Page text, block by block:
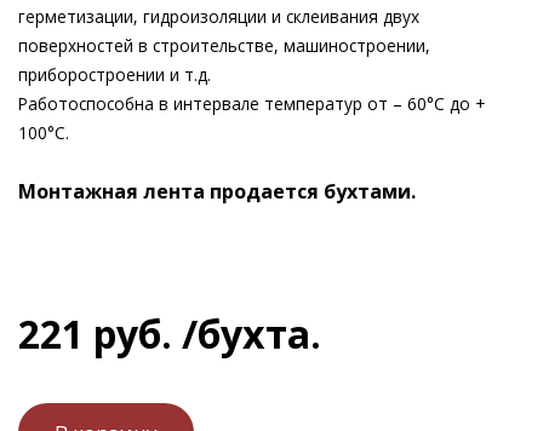
герметизации, гидроизоляции и склеивания двух
поверхностей в строительстве, машиностроении,
приборостроении и т.д.
Работоспособна в интервале температур от – 60°С до +
100°С.
Монтажная лента продается бухтами.
221 руб. /бухта.